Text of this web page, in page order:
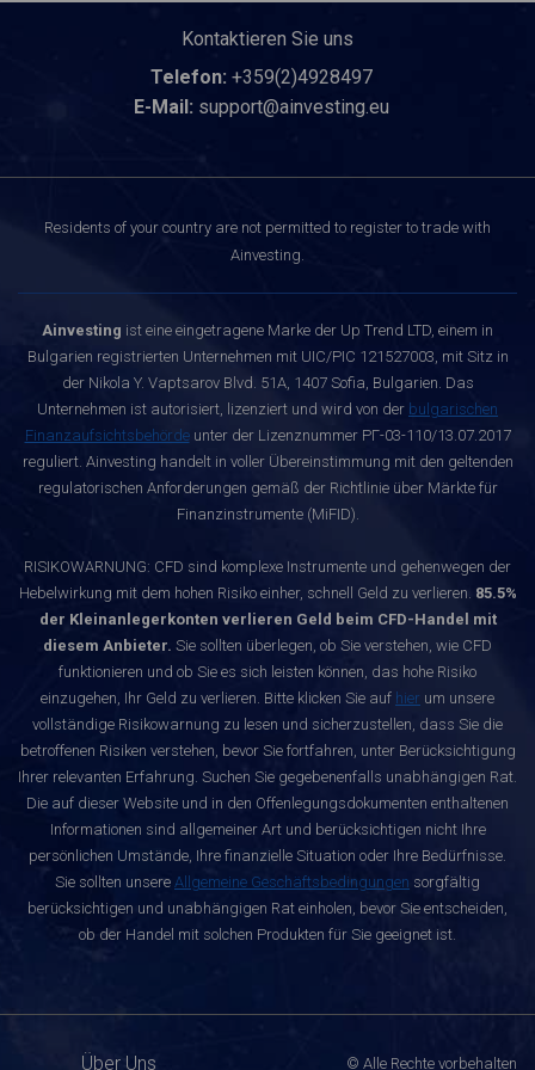
Kontaktieren Sie uns
Telefon: +359(2)4928497
E-Mail: support@ainvesting.eu
Residents of your country are not permitted to register to trade with
Ainvesting.
Ainvesting ist eine eingetragene Marke der Up Trend LTD, einem in
Bulgarien registrierten Unternehmen mit UIC/PIC 121527003, mit Sitz in
der Nikola Y. Vaptsarov Blvd. 51A, 1407 Sofia, Bulgarien. Das
Unternehmen ist autorisiert, lizenziert und wird von der bulgarischen
Finanzaufsichtsbehördeunter der Lizenznummer РГ-03-110/13.07.2017
reguliert. Ainvesting handelt in voller Übereinstimmung mit den geltenden
regulatorischen Anforderungen gemäß der Richtlinie über Märkte für
Finanzinstrumente (MiFID).
RISIKOWARNUNG: CFD sind komplexe Instrumente und gehenwegen der
Hebelwirkung mit dem hohen Risiko einher, schnell Geld zu verlieren. 85.5%
der Kleinanlegerkonten verlieren Geld beim CFD-Handel mit
diesem Anbieter. Sie sollten überlegen, ob Sie verstehen, wie CFD
funktionieren und ob Sie es sich leisten können, das hohe Risiko
einzugehen, Ihr Geld zu verlieren. Bitte klicken Sie auf hier um unsere
vollständige Risikowarnung zu lesen und sicherzustellen, dass Sie die
betroffenen Risiken verstehen, bevor Sie fortfahren, unter Berücksichtigung
Ihrer relevanten Erfahrung. Suchen Sie gegebenenfalls unabhängigen Rat.
Die auf dieser Website und in den Offenlegungsdokumenten enthaltenen
Informationen sind allgemeiner Art und berücksichtigen nicht Ihre
persönlichen Umstände, Ihre finanzielle Situation oder Ihre Bedürfnisse.
Sie sollten unsere Allgemeine Geschäftsbedingungen sorgfältig
berücksichtigen und unabhängigen Rat einholen, bevor Sie entscheiden,
ob der Handel mit solchen Produkten für Sie geeignet ist.
Über Uns © Alle Rechte vorbehalten